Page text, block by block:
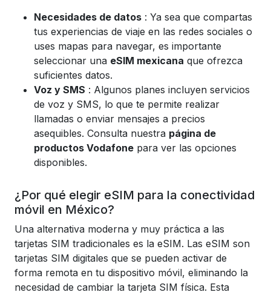
Necesidades de datos : Ya sea que compartas
tus experiencias de viaje en las redes sociales o
uses mapas para navegar, es importante
seleccionar una eSIM mexicana que ofrezca
suficientes datos.
Voz y SMS : Algunos planes incluyen servicios
de voz y SMS, lo que te permite realizar
llamadas o enviar mensajes a precios
asequibles. Consulta nuestra página de
productos Vodafone para ver las opciones
disponibles.
¿Por qué elegir eSIM para la conectividad
móvil en México?
Una alternativa moderna y muy práctica a las
tarjetas SIM tradicionales es la eSIM. Las eSIM son
tarjetas SIM digitales que se pueden activar de
forma remota en tu dispositivo móvil, eliminando la
necesidad de cambiar la tarjeta SIM física. Esta